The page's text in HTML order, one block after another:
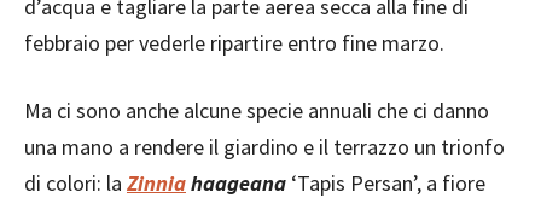
d’acqua e tagliare la parte aerea secca alla fine di
febbraio per vederle ripartire entro fine marzo.
Ma ci sono anche alcune specie annuali che ci danno
una mano a rendere il giardino e il terrazzo un trionfo
di colori: la Zinniahaageana ‘Tapis Persan’, a fiore